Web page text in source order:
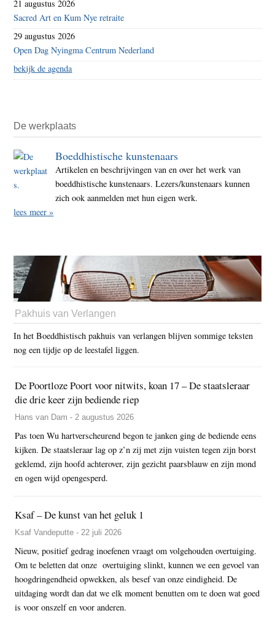
21 augustus 2026
Sacred Art en Kum Nye retraite
29 augustus 2026
Open Dag Nyingma Centrum Nederland
bekijk de agenda
De werkplaats
Boeddhistische kunstenaars
Artikelen en beschrijvingen van en over het werk van
boeddhistische kunstenaars. Lezers/kunstenaars kunnen
zich ook aanmelden met hun eigen werk.
lees meer »
Pakhuis van Verlangen
In het Boeddhistisch pakhuis van verlangen blijven sommige teksten
nog een tijdje op de leestafel liggen.
De Poortloze Poort voor nitwits, koan 17 – De staatsleraar
die drie keer zijn bediende riep
Hans van Dam - 2 augustus 2026
Pas toen Wu hartverscheurend begon te janken ging de bediende eens
kijken. De staatsleraar lag op z’n zij met zijn vuisten tegen zijn borst
geklemd, zijn hoofd achterover, zijn gezicht paarsblauw en zijn mond
en ogen wijd opengesperd.
Ksaf – De kunst van het geluk 1
Ksaf Vandeputte - 22 juli 2026
Nieuw, positief gedrag inoefenen vraagt om volgehouden overtuiging.
Om te beletten dat onze overtuiging slinkt, kunnen we een gevoel van
hoogdringendheid opwekken, als besef van onze eindigheid. De
uitdaging wordt dan dat we elk moment benutten om te doen wat goed
is voor onszelf en voor anderen.